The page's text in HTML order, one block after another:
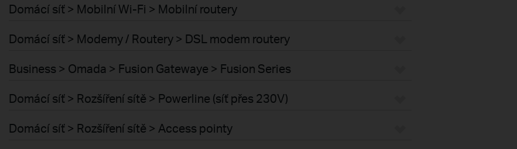
Domácí síť > Mobilní Wi-Fi > Mobilní routery
Domácí síť > Modemy / Routery > DSL modem routery
Business > Omada > Fusion Gatewaye > Fusion Series
Domácí síť > Rozšíření sítě > Powerline (síť přes 230V)
Domácí síť > Rozšíření sítě > Access pointy